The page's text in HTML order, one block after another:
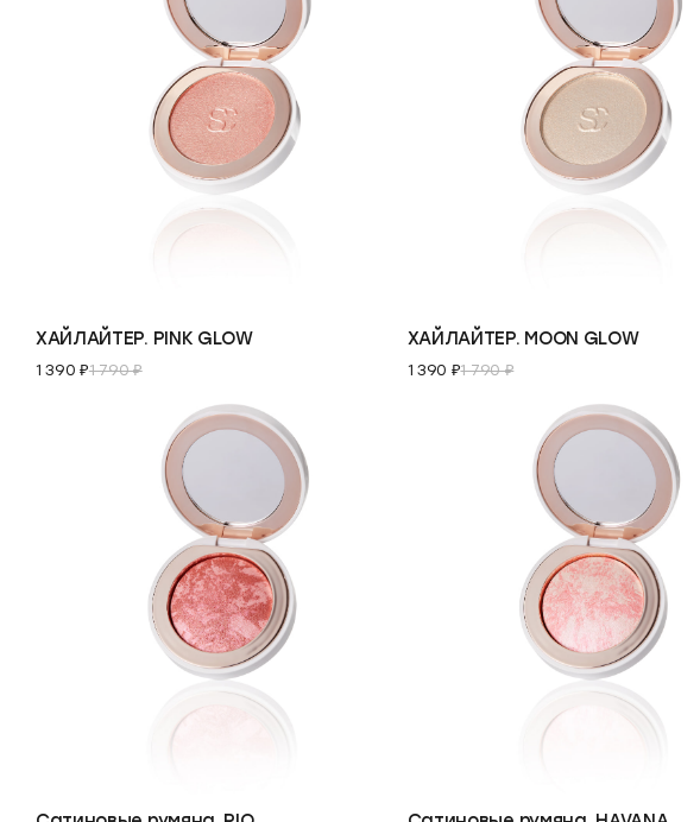
ХАЙЛАЙТЕР. PINK GLOW
1 390 ₽1 790 ₽
ХАЙЛАЙТЕР. MOON GLOW
1 390 ₽1 790 ₽